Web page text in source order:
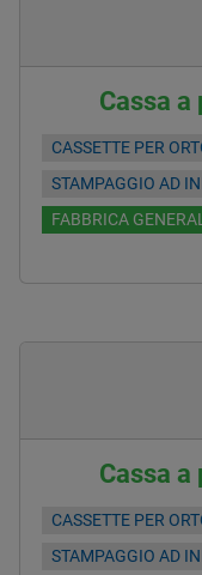
Cassa
CASSETTE PER
STAMPAGGIO AD
FABBRICA
Cassa
CASSETTE PER
STAMPAGGIO AD